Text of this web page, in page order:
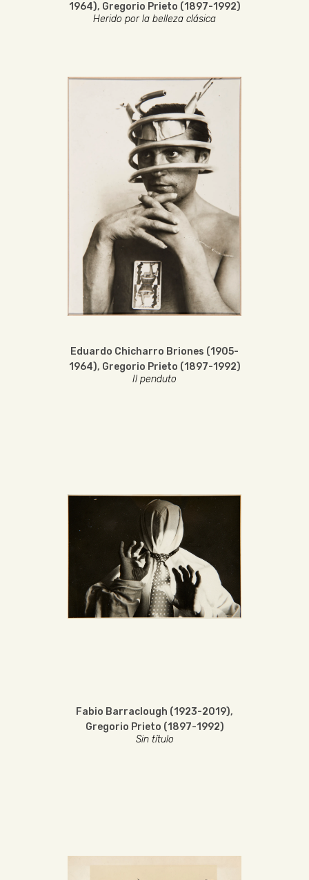
1964), Gregorio Prieto (1897-1992)
Herido por la belleza clásica
Eduardo Chicharro Briones (1905-
1964), Gregorio Prieto (1897-1992)
Il penduto
Fabio Barraclough (1923-2019),
Gregorio Prieto (1897-1992)
Sin título